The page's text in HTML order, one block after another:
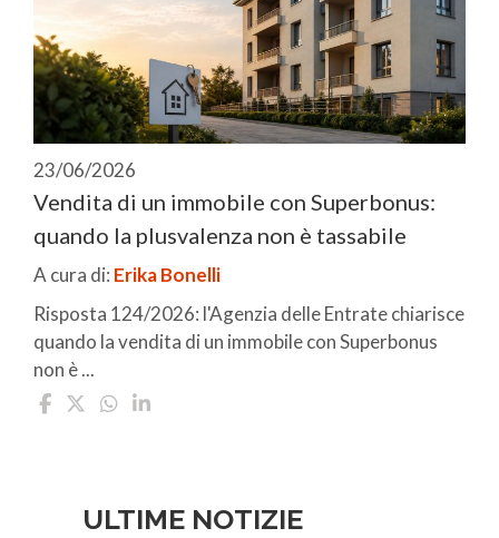
23/06/2026
Vendita di un immobile con Superbonus:
quando la plusvalenza non è tassabile
A cura di: Erika Bonelli
Risposta 124/2026: l'Agenzia delle Entrate chiarisce
quando la vendita di un immobile con Superbonus
non è ...
ULTIME NOTIZIE